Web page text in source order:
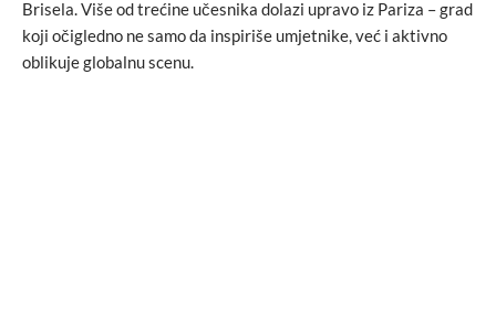
Brisela. Više od trećine učesnika dolazi upravo iz Pariza – grad
koji očigledno ne samo da inspiriše umjetnike, već i aktivno
oblikuje globalnu scenu.